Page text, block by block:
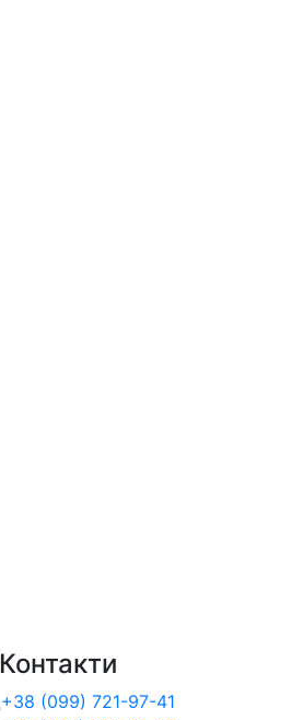
Контакти
+38 (099) 721-97-41